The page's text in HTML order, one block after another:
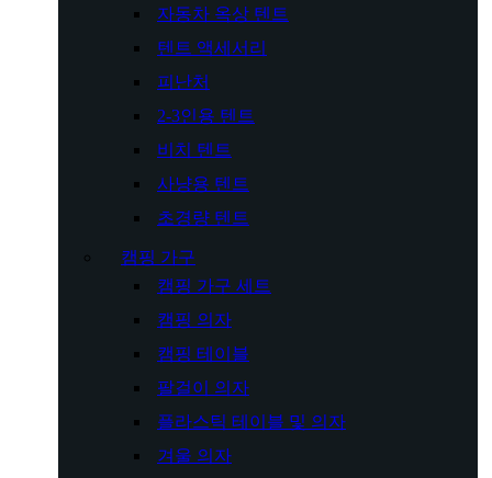
자동차 옥상 텐트
텐트 액세서리
피난처
2-3인용 텐트
비치 텐트
사냥용 텐트
초경량 텐트
캠핑 가구
캠핑 가구 세트
캠핑 의자
캠핑 테이블
팔걸이 의자
플라스틱 테이블 및 의자
겨울 의자